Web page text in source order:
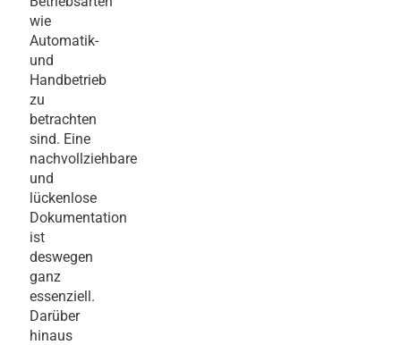
wie
Automatik-
und
Handbetrieb
zu
betrachten
sind. Eine
nachvollziehbare
und
lückenlose
Dokumentation
ist
deswegen
ganz
essenziell.
Darüber
hinaus